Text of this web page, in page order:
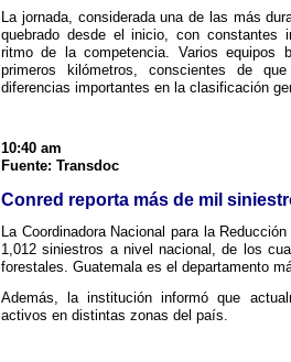
La jornada, considerada una de las más
quebrado desde el inicio, con constantes
ritmo de la competencia. Varios equipos
primeros kilómetros, conscientes de
diferencias importantes en la clasificación
10:40 am
Fuente: Transdoc
Conred reporta más de mil
La Coordinadora Nacional para la
1,012 siniestros a nivel nacional, de los
forestales. Guatemala es el departamento
Además, la institución informó que
activos en distintas zonas del país.